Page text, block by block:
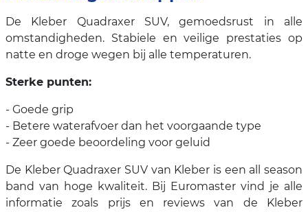
De Kleber Quadraxer SUV, gemoedsrust in alle
omstandigheden. Stabiele en veilige prestaties op
natte en droge wegen bij alle temperaturen.
Sterke punten:
- Goede grip
- Betere waterafvoer dan het voorgaande type
- Zeer goede beoordeling voor geluid
De Kleber Quadraxer SUV van Kleber is een all season
band van hoge kwaliteit. Bij Euromaster vind je alle
informatie zoals prijs en reviews van de Kleber